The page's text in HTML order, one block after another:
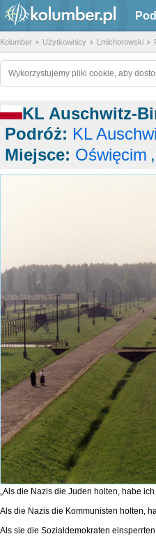
Kolumber Użytkownicy Lmichorowski
Wykorzystujemy pliki cookie, aby
KL Auschwitz-
Podróż: KL
Miejsce: Oświęcim ,
„Als die Nazis die Juden holten, habe
Als die Nazis die Kommunisten holten,
Als sie die Sozialdemokraten